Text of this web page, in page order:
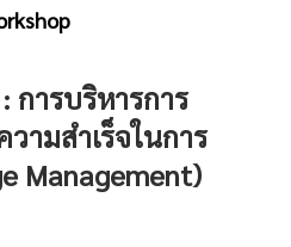
การบริหารการ
ามสำเร็จในการ
Management)